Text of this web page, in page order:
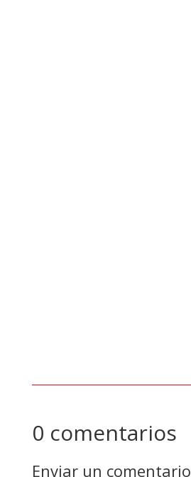
0 comentarios
Enviar un comentario